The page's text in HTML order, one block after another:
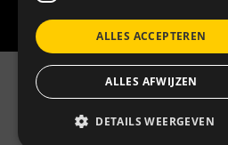
©2026| Website
ALLES ACCEPTEREN
ALLES AFWIJZEN
DETAILS WEERGEVEN